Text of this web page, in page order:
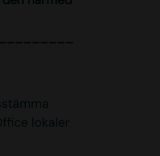
lokaler